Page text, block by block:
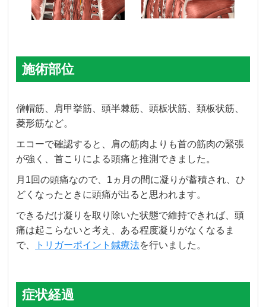
施術部位
僧帽筋、肩甲挙筋、頭半棘筋、頭板状筋、頚板状筋、
菱形筋など。
エコーで確認すると、肩の筋肉よりも首の筋肉の緊張
が強く、首こりによる頭痛と推測できました。
月1回の頭痛なので、1ヵ月の間に凝りが蓄積され、ひ
どくなったときに頭痛が出ると思われます。
できるだけ凝りを取り除いた状態で維持できれば、頭
痛は起こらないと考え、ある程度凝りがなくなるま
で、
トリガーポイント鍼療法を行いました。
症状経過